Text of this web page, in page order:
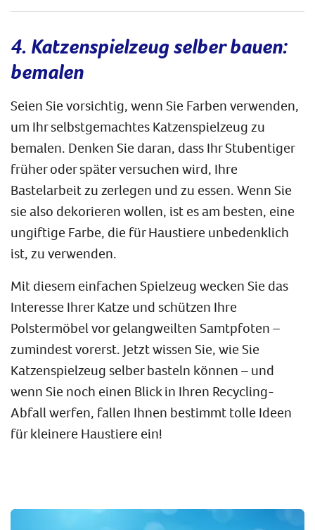
4. Katzenspielzeug selber bauen:
bemalen
Seien Sie vorsichtig, wenn Sie Farben verwenden,
um Ihr selbstgemachtes Katzenspielzeug zu
bemalen. Denken Sie daran, dass Ihr Stubentiger
früher oder später versuchen wird, Ihre
Bastelarbeit zu zerlegen und zu essen. Wenn Sie
sie also dekorieren wollen, ist es am besten, eine
ungiftige Farbe, die für Haustiere unbedenklich
ist, zu verwenden.
Mit diesem einfachen Spielzeug wecken Sie das
Interesse Ihrer Katze und schützen Ihre
Polstermöbel vor gelangweilten Samtpfoten –
zumindest vorerst. Jetzt wissen Sie, wie Sie
Katzenspielzeug selber basteln können – und
wenn Sie noch einen Blick in Ihren Recycling-
Abfall werfen, fallen Ihnen bestimmt tolle Ideen
für kleinere Haustiere ein!